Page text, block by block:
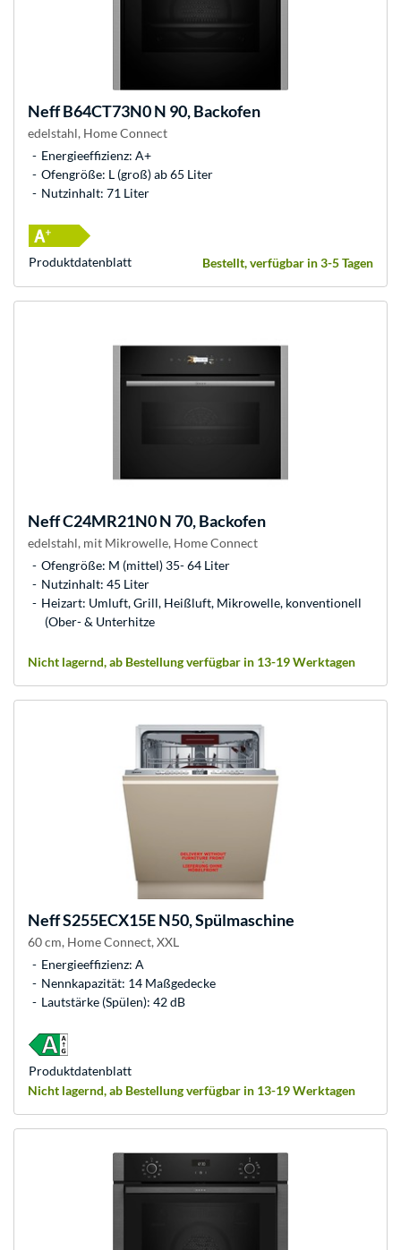
NeffB64CT73N0 N 90, Backofen
edelstahl, Home Connect
Energieeffizienz: A+
Ofengröße: L (groß) ab 65 Liter
Nutzinhalt: 71 Liter
Bestellt, verfügbar in 3-5 Tagen
Produkt­datenblatt
NeffC24MR21N0 N 70, Backofen
edelstahl, mit Mikrowelle, Home Connect
Ofengröße: M (mittel) 35- 64 Liter
Nutzinhalt: 45 Liter
Heizart: Umluft, Grill, Heißluft, Mikrowelle, konventionell
(Ober- & Unterhitze
Nicht lagernd, ab Bestellung verfügbar in 13-19 Werktagen
NeffS255ECX15E N50, Spülmaschine
60 cm, Home Connect, XXL
Energieeffizienz: A
Nennkapazität: 14 Maßgedecke
Lautstärke (Spülen): 42 dB
Nicht lagernd, ab Bestellung verfügbar in 13-19 Werktagen
Produkt­datenblatt